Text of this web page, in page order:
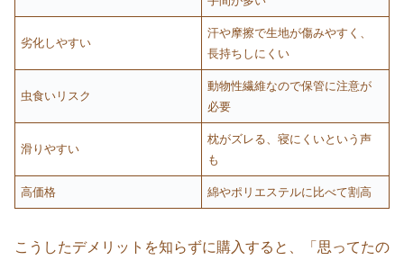
劣化しやすい
汗や摩擦で生地が傷みやすく、
長持ちしにくい
虫食いリスク
動物性繊維なので保管に注意が
必要
滑りやすい
枕がズレる、寝にくいという声
も
高価格 綿やポリエステルに比べて割高
こうしたデメリットを知らずに購入すると、「思ってたの